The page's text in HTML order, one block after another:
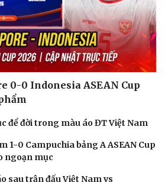
0-0 Indonesia ASEAN Cup
để đời trong màu áo ĐT Việt Nam
1-0 Campuchia bảng A ASEAN Cup
ngoạn mục
sau trận đấu Việt Nam vs